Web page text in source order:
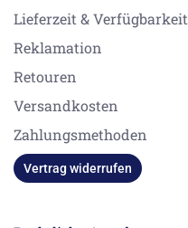
Lieferzeit & Verfügbarkeit
Reklamation
Retouren
Versandkosten
Zahlungsmethoden
Vertrag widerrufen